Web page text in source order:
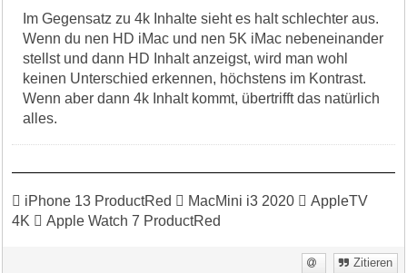
Im Gegensatz zu 4k Inhalte sieht es halt schlechter aus.
Wenn du nen HD iMac und nen 5K iMac nebeneinander
stellst und dann HD Inhalt anzeigst, wird man wohl
keinen Unterschied erkennen, höchstens im Kontrast.
Wenn aber dann 4k Inhalt kommt, übertrifft das natürlich
alles.
 iPhone 13 ProductRed  MacMini i3 2020  AppleTV
4K  Apple Watch 7 ProductRed
Zitieren